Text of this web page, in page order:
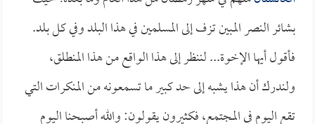
بشائر النصر المبين تزف إلى المسلمين في هذا البلد وفي كل بلد.
فأقول أيها الإخوة... لننظر إلى هذا الواقع من هذا المنطلق،
ولندرك أن هذا يشبه إلى حد كبير ما تسمعونه من المنكرات التي
تقع اليوم في المجتمع، فكثيرون يقولون: والله أصبحنا اليوم